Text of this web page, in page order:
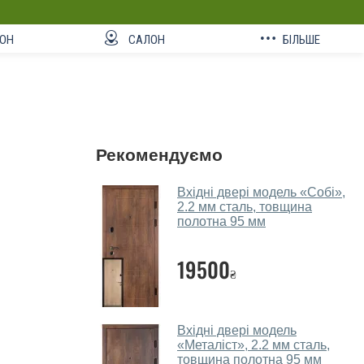
САЛОН БІЛЬШЕ
Рекомендуємо
Вхідні двері модель «Собі»,
2.2 мм сталь, товщина
полотна 95 мм
19500₴
Вхідні двері модель
«Металіст», 2.2 мм сталь,
товщина полотна 95 мм